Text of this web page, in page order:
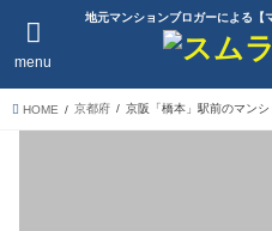
地元マンションブロガーによる【
menu
HOME 京都府